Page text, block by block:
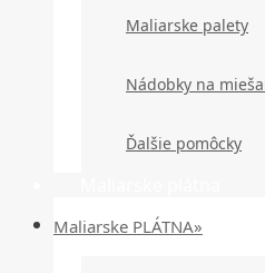
Maliarske palety
Nádobky na
Ďalšie pomôcky
Maliarske PLÁTNA»